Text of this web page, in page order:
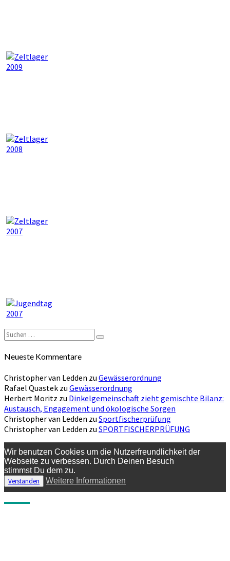
Suchen
nach:
Suchen
Neueste Kommentare
Christopher van Ledden zu Gewässerordnung
Rafael Quastek zu Gewässerordnung
Herbert Moritz zu Dinkelgemeinschaft zieht gemischte Bilanz:
Austausch, Engagement und ökologische Sorgen
Christopher van Ledden zu Sportfischerprüfung
Christopher van Ledden zu SPORTFISCHERPRÜFUNG
Wir benutzen Cookies um die Nutzerfreundlichkeit der
Webseite zu verbessen. Durch Deinen Besuch
stimmst Du dem zu.
Verstanden
Weitere Informationen